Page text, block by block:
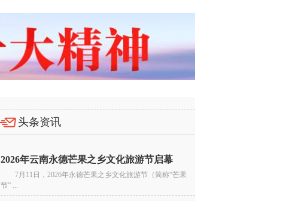
头条资讯
2026年云南永德芒果之乡文化旅游节启幕
7月11日，2026年永德芒果之乡文化旅游节（简称“芒果
节” ...